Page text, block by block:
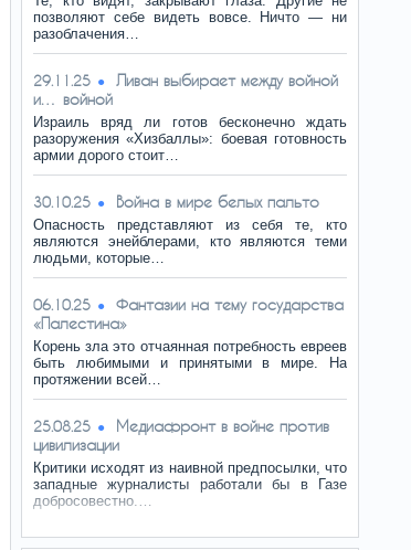
позволяют себе видеть вовсе. Ничто — ни
разоблачения…
29.11.25
Ливан выбирает между войной
и… войной
Израиль вряд ли готов бесконечно ждать
разоружения «Хизбаллы»: боевая готовность
армии дорого стоит…
30.10.25 Война в мире белых пальто
Опасность представляют из себя те, кто
являются энейблерами, кто являются теми
людьми, которые…
06.10.25
Фантазии на тему государства
«Палестина»
Корень зла это отчаянная потребность евреев
быть любимыми и принятыми в мире. На
протяжении всей…
25.08.25
Медиафронт в войне против
цивилизации
Критики исходят из наивной предпосылки, что
западные журналисты работали бы в Газе
добросовестно.…